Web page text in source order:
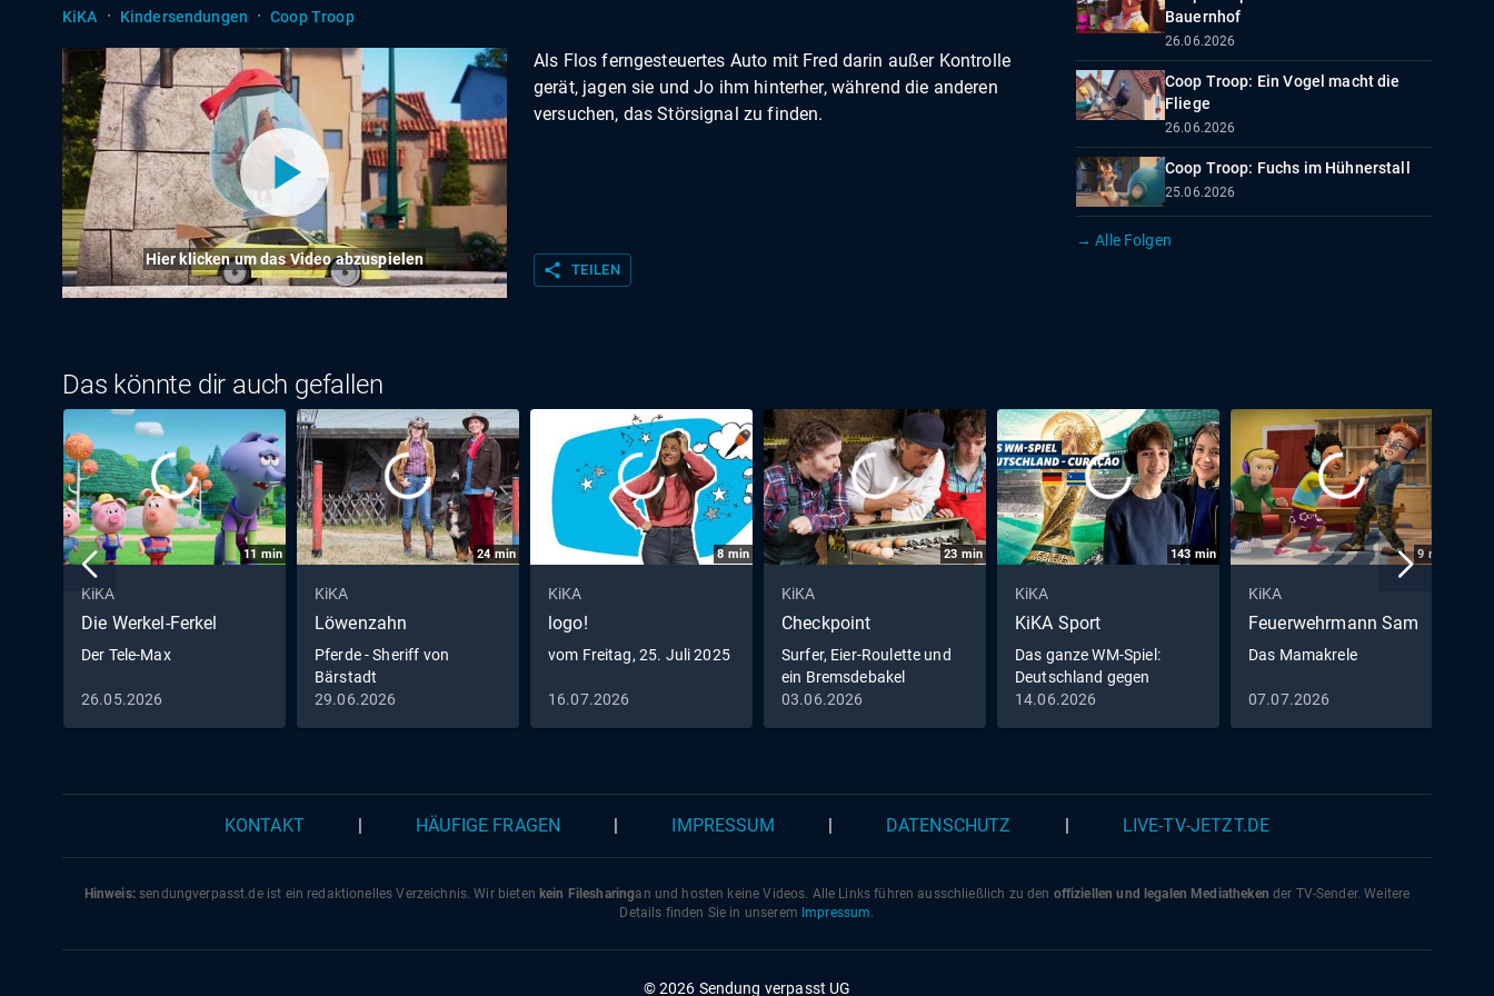
KiKA · Kindersendungen · Coop Troop
Hier klicken um das Video abzuspielen
Als Flos ferngesteuertes Auto mit Fred darin außer Kontrolle
gerät, jagen sie und Jo ihm hinterher, während die anderen
versuchen, das Störsignal zu finden.
share TEILEN
Bauernhof
26.06.2026
Coop Troop: Ein Vogel macht die
Fliege
26.06.2026
Coop Troop: Fuchs im Hühnerstall
25.06.2026
→ Alle Folgen
Das könnte dir auch gefallen
11 min
KiKA
Die Werkel-Ferkel
Der Tele-Max
26.05.2026
24min
KiKA
Löwenzahn
Pferde - Sheriff von
Bärstadt
29.06.2026
8 min
KiKA
logo!
vom Freitag, 25. Juli 2025
16.07.2026
23 min
KiKA
Checkpoint
Surfer, Eier-Roulette und
ein Bremsdebakel
03.06.2026
143 min
KiKA
KiKA Sport
Das ganze WM-Spiel:
Deutschland gegen
Curaçao
14.06.2026
9 min
KiKA
Feuerwehrmann Sam
Das Mamakrele
07.07.2026
KONTAKT HÄUFIGE FRAGEN IMPRESSUM DATENSCHUTZ LIVE-TV-JETZT.DE
Hinweis:sendungverpasst.deist ein redaktionelles Verzeichnis. Wir bieten kein Filesharingan und hosten keine Videos. Alle Links führen ausschließlich zu den offiziellen und legalen Mediatheken der TV-Sender. Weitere
Details finden Sie in unserem Impressum.
© 2026 Sendung verpasst UG